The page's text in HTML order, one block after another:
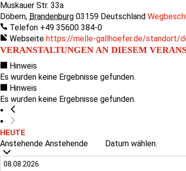
Muskauer Str. 33a
Döbern, Brandenburg 03159 Deutschland
Telefon +49 35600 384-0
Webseite https://melle-gallhoefer.de/standort/
VERANSTALTUNGEN AN DIESEM
Hinweis
Es wurden keine Ergebnisse gefunden.
Hinweis
Es wurden keine Ergebnisse gefunden.
HEUTE
Anstehende Anstehende Datum wählen.